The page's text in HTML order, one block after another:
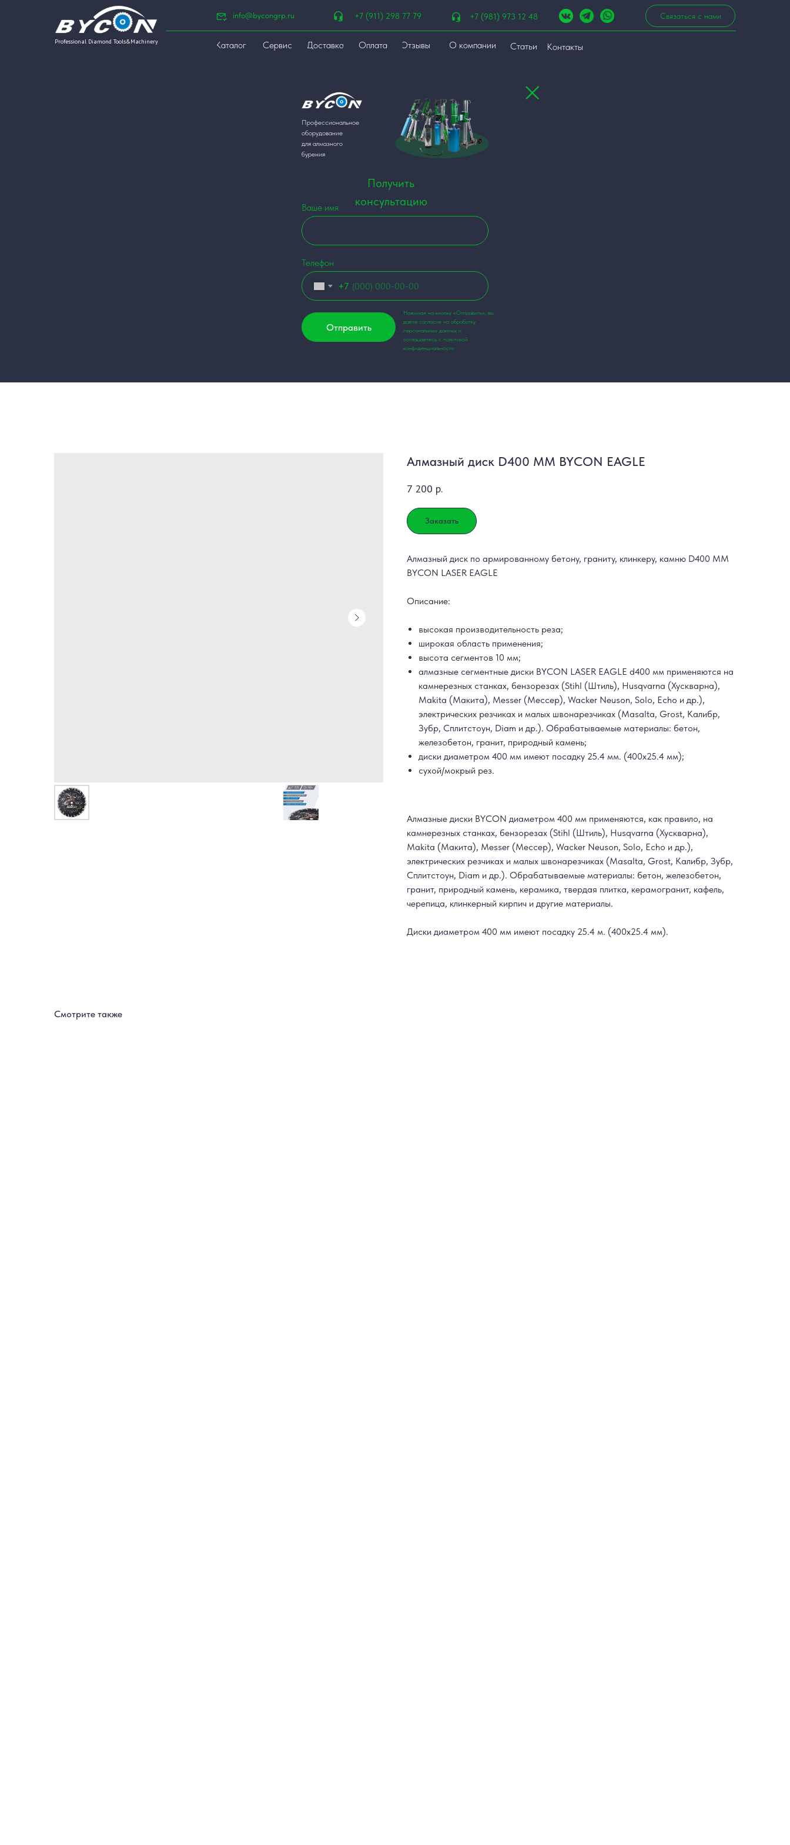
Связаться с нами
Professional Diamond Tools&Machinery
info@bycongrp.ru
Каталог Сервис
+7 (911) 298 77 79
Доставка Оплата Отзывы
+7 (981) 973 12 48
О компании Статьи Контакты
Профессиональное
оборудование
для алмазного
бурения
Получить
консультацию
Ваше имя
Телефон
+7
Отправить
Нажимая на кнопку «Отправить», вы
даете согласие на обработку
персональных данных и
соглашаетесь с политикой
конфиденциальности
Алмазный диск D400 ММ BYCON EAGLE
7 200 р.
Заказать
Алмазный диск по армированному бетону, граниту, клинкеру, камню D400 ММ
BYCON LASER EAGLE
Описание:
высокая производительность реза;
широкая область применения;
высота сегментов 10 мм;
алмазные сегментные диски BYCON LASER EAGLE d400 мм применяются на
камнерезныx станках, бензорезах (Stihl (Штиль), Husqvarna (Хускварна),
Makita (Макита), Messer (Мессер), Wacker Neuson, Solo, Echo и др.),
электрических резчиках и малых швонарезчиках (Masalta, Grost, Калибр,
Зубр, Сплитстоун, Diam и др.). Обрабатываемые материалы: бетон,
железобетон, гранит, природный камень;
диски диаметром 400 мм имеют посадку 25.4 мм. (400х25.4 мм);
сухой/мокрый рез.
Алмазные диски BYCON диаметром 400 мм применяются, как правило, на
камнерезных станках, бензорезах (Stihl (Штиль), Husqvarna (Хускварна),
Makita (Макита), Messer (Мессер), Wacker Neuson, Solo, Echo и др.),
электрических резчиках и малых швонарезчиках (Masalta, Grost, Калибр, Зубр,
Сплитстоун, Diam и др.). Обрабатываемые материалы: бетон, железобетон,
гранит, природный камень, керамика, твердая плитка, керамогранит, кафель,
черепица, клинкерный кирпич и другие материалы.
Диски диаметром 400 мм имеют посадку 25.4 м. (400х25.4 мм).
Смотрите также